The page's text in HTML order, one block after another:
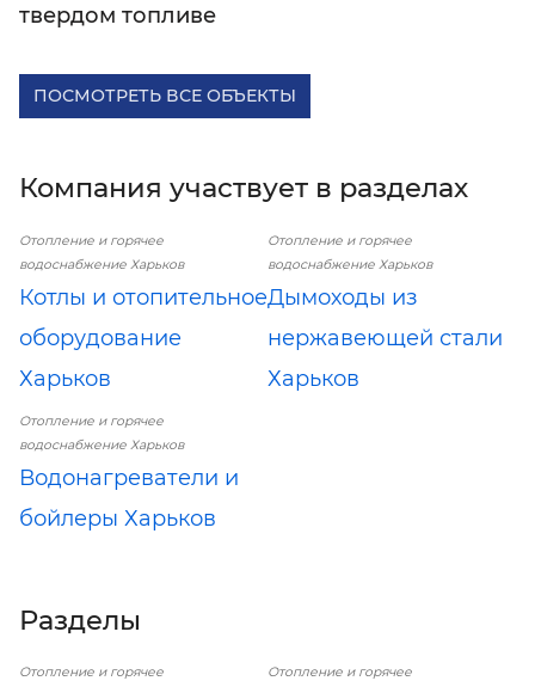
твердом топливе
ПОСМОТРЕТЬ ВСЕ ОБЪЕКТЫ
Компания участвует в разделах
Отопление и горячее
водоснабжение Харьков
Котлы и отопительное
оборудование
Харьков
Отопление и горячее
водоснабжение Харьков
Дымоходы из
нержавеющей стали
Харьков
Отопление и горячее
водоснабжение Харьков
Водонагреватели и
бойлеры Харьков
Разделы
Отопление и горячее
Отопление и горячее